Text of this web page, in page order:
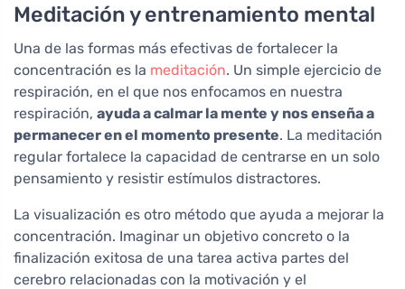
Meditación y entrenamiento mental
Una de las formas más efectivas de fortalecer la
concentración es la meditación. Un simple ejercicio de
respiración, en el que nos enfocamos en nuestra
respiración, ayuda a calmar la mente y nos enseña a
permanecer en el momento presente. La meditación
regular fortalece la capacidad de centrarse en un solo
pensamiento y resistir estímulos distractores.
La visualización es otro método que ayuda a mejorar la
concentración. Imaginar un objetivo concreto o la
finalización exitosa de una tarea activa partes del
cerebro relacionadas con la motivación y el